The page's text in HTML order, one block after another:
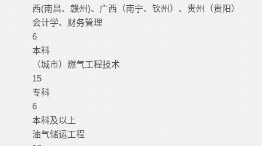
西(南昌、赣州)、广西（南宁、钦州）、贵州（贵阳）
会计学、财务管理
6
本科
（城市）燃气工程技术
15
专科
6
本科及以上
油气储运工程